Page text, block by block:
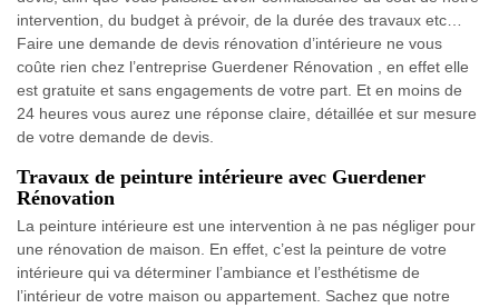
intervention, du budget à prévoir, de la durée des travaux etc…
Faire une demande de devis rénovation d’intérieure ne vous
coûte rien chez l’entreprise Guerdener Rénovation , en effet elle
est gratuite et sans engagements de votre part. Et en moins de
24 heures vous aurez une réponse claire, détaillée et sur mesure
de votre demande de devis.
Travaux de peinture intérieure avec Guerdener
Rénovation
La peinture intérieure est une intervention à ne pas négliger pour
une rénovation de maison. En effet, c’est la peinture de votre
intérieure qui va déterminer l’ambiance et l’esthétisme de
l’intérieur de votre maison ou appartement. Sachez que notre